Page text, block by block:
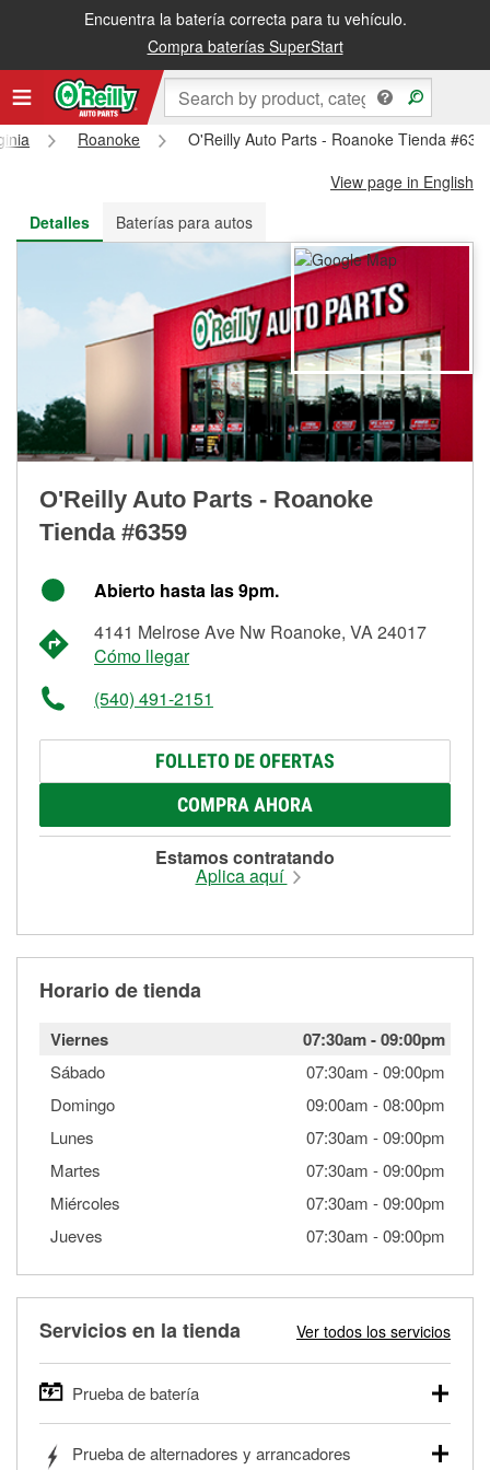
Encuentra la batería correcta para tu vehículo.
Compra baterías SuperStart
Recibe tu orden gratis al día siguiente o recógela en la tienda
Roanoke
O'Reilly Auto Parts - Roanoke Tienda
View page in English
Detalles
Baterías para autos
O'Reilly Auto Parts - Roanoke
Tienda #6359
Abierto hasta las 9pm.
4141 Melrose Ave Nw Roanoke, VA 24017
Cómo llegar
(540) 491-2151
FOLLETO DE OFERTAS
COMPRA AHORA
Estamos contratando
Aplica aquí
Horario de tienda
Viernes 07:30am-09:00pm
Sábado 07:30am -09:00pm
Domingo
09:00am -08:00pm
Lunes
07:30am -09:00pm
Martes
07:30am -09:00pm
Miércoles
07:30am -09:00pm
Jueves
07:30am -09:00pm
Servicios en la tienda Ver todos los servicios
Prueba de batería
autos, camionetas, SUVs, vehículos comerciales y
Prueba de alternadores y arrancadores